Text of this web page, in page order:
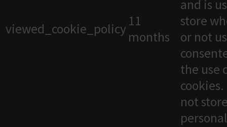
viewed_cookie_policy 11
months
and is
store
or not
the use
not